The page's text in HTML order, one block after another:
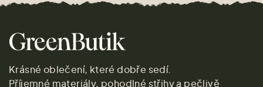
Krásné oblečení, které dobře sedí.
Příjemné materiály, pohodlné střihy a pečlivě